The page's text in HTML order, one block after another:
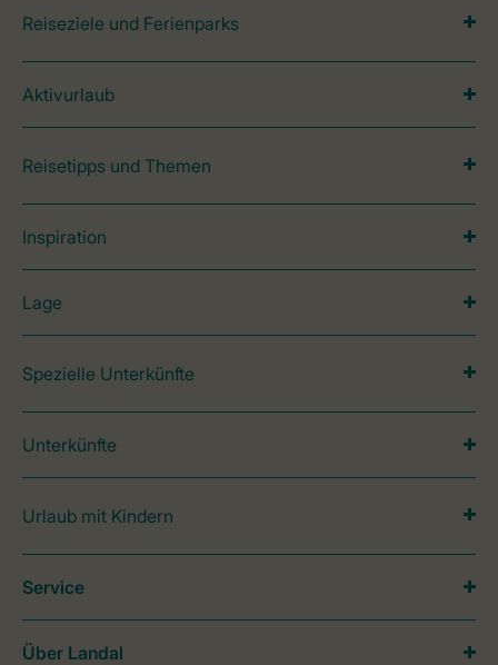
Reiseziele und Ferienparks
Aktivurlaub
Reisetipps und Themen
Inspiration
Lage
Spezielle Unterkünfte
Unterkünfte
Urlaub mit Kindern
Service
Über Landal